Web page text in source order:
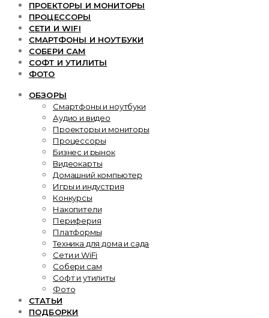
ПРОЕКТОРЫ И МОНИТОРЫ
ПРОЦЕССОРЫ
СЕТИ И WIFI
СМАРТФОНЫ И НОУТБУКИ
СОБЕРИ САМ
СОФТ И УТИЛИТЫ
ФОТО
ОБЗОРЫ
Смартфоны и ноутбуки
Аудио и видео
Проекторы и мониторы
Процессоры
Бизнес и рынок
Видеокарты
Домашний компьютер
Игры и индустрия
Конкурсы
Накопители
Периферия
Платформы
Техника для дома и сада
Сети и WiFi
Собери сам
Софт и утилиты
Фото
СТАТЬИ
ПОДБОРКИ